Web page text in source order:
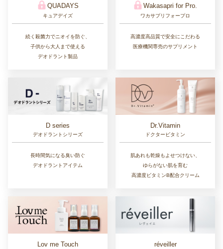
QUADAYS
キュアデイズ
続く殺菌力でニオイを防ぐ、
子供から大人まで使える
デオドラント製品
Wakasapri for Pro.
ワカサプリフォープロ
高濃度高品質で安全にこだわる
医療機関専売のサプリメント
D series
デオドラントシリーズ
長時間気になる臭い防ぐ
デオドラントアイテム
Dr.Vitamin
ドクタービタミン
肌あれも乾燥もよせつけない、
ゆらがない肌を育む
高濃度ビタミンB配合クリーム
Lov me Touch réveiller